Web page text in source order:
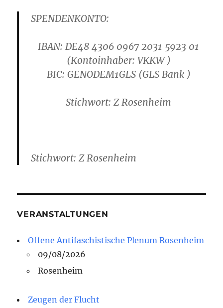
SPENDENKONTO:
IBAN: DE48 4306 0967 2031 5923 01
(Kontoinhaber: VKKW )
BIC: GENODEM1GLS(GLS Bank )
Stichwort: Z Rosenheim
Stichwort: Z Rosenheim
VERANSTALTUNGEN
Offene Antifaschistische Plenum Rosenheim
09/08/2026
Rosenheim
Zeugen der Flucht